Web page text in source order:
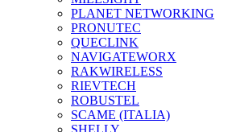
PLANET NETWORKING
PRONUTEC
QUECLINK
NAVIGATEWORX
RAKWIRELESS
RIEVTECH
ROBUSTEL
SCAME (ITALIA)
SHELLY